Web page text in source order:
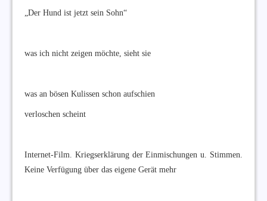
„Der Hund ist jetzt sein Sohn“
was ich nicht zeigen möchte, sieht sie
was an bösen Kulissen schon aufschien
verloschen scheint
Internet-Film. Kriegserklärung der Einmischungen u. Stimmen.
Keine Verfügung über das eigene Gerät mehr